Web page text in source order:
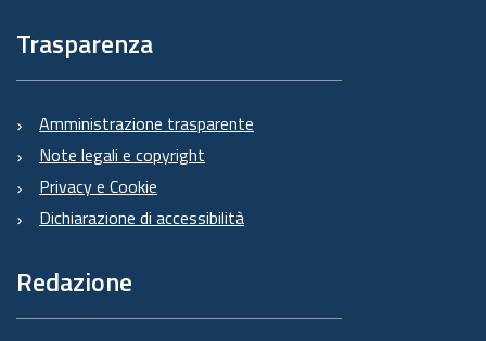
Trasparenza
Amministrazione trasparente
Note legali e copyright
Privacy e Cookie
Dichiarazione di accessibilità
Redazione